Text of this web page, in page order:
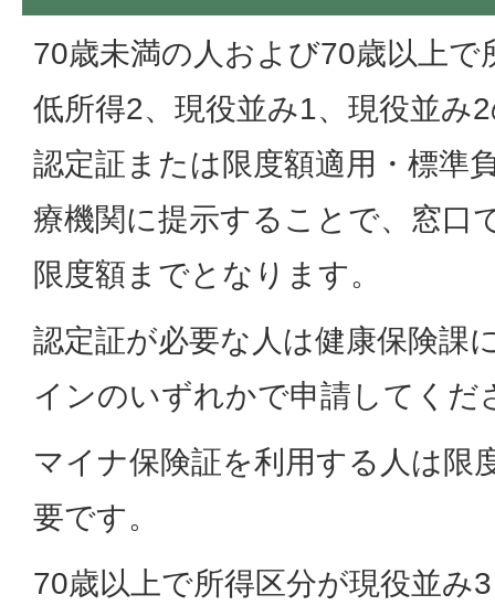
70歳未満の人および70歳以上で
低所得2、現役並み1、現役並み
認定証または限度額適用・標準
療機関に提示することで、窓口
限度額までとなります。
認定証が必要な人は健康保険課
インのいずれかで申請してくだ
マイナ保険証を利用する人は限
要です。
70歳以上で所得区分が現役並み